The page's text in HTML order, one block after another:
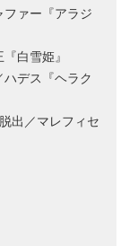
ァー『アラジ
白雪姫』
デス『ヘラク
出／マレフィセ